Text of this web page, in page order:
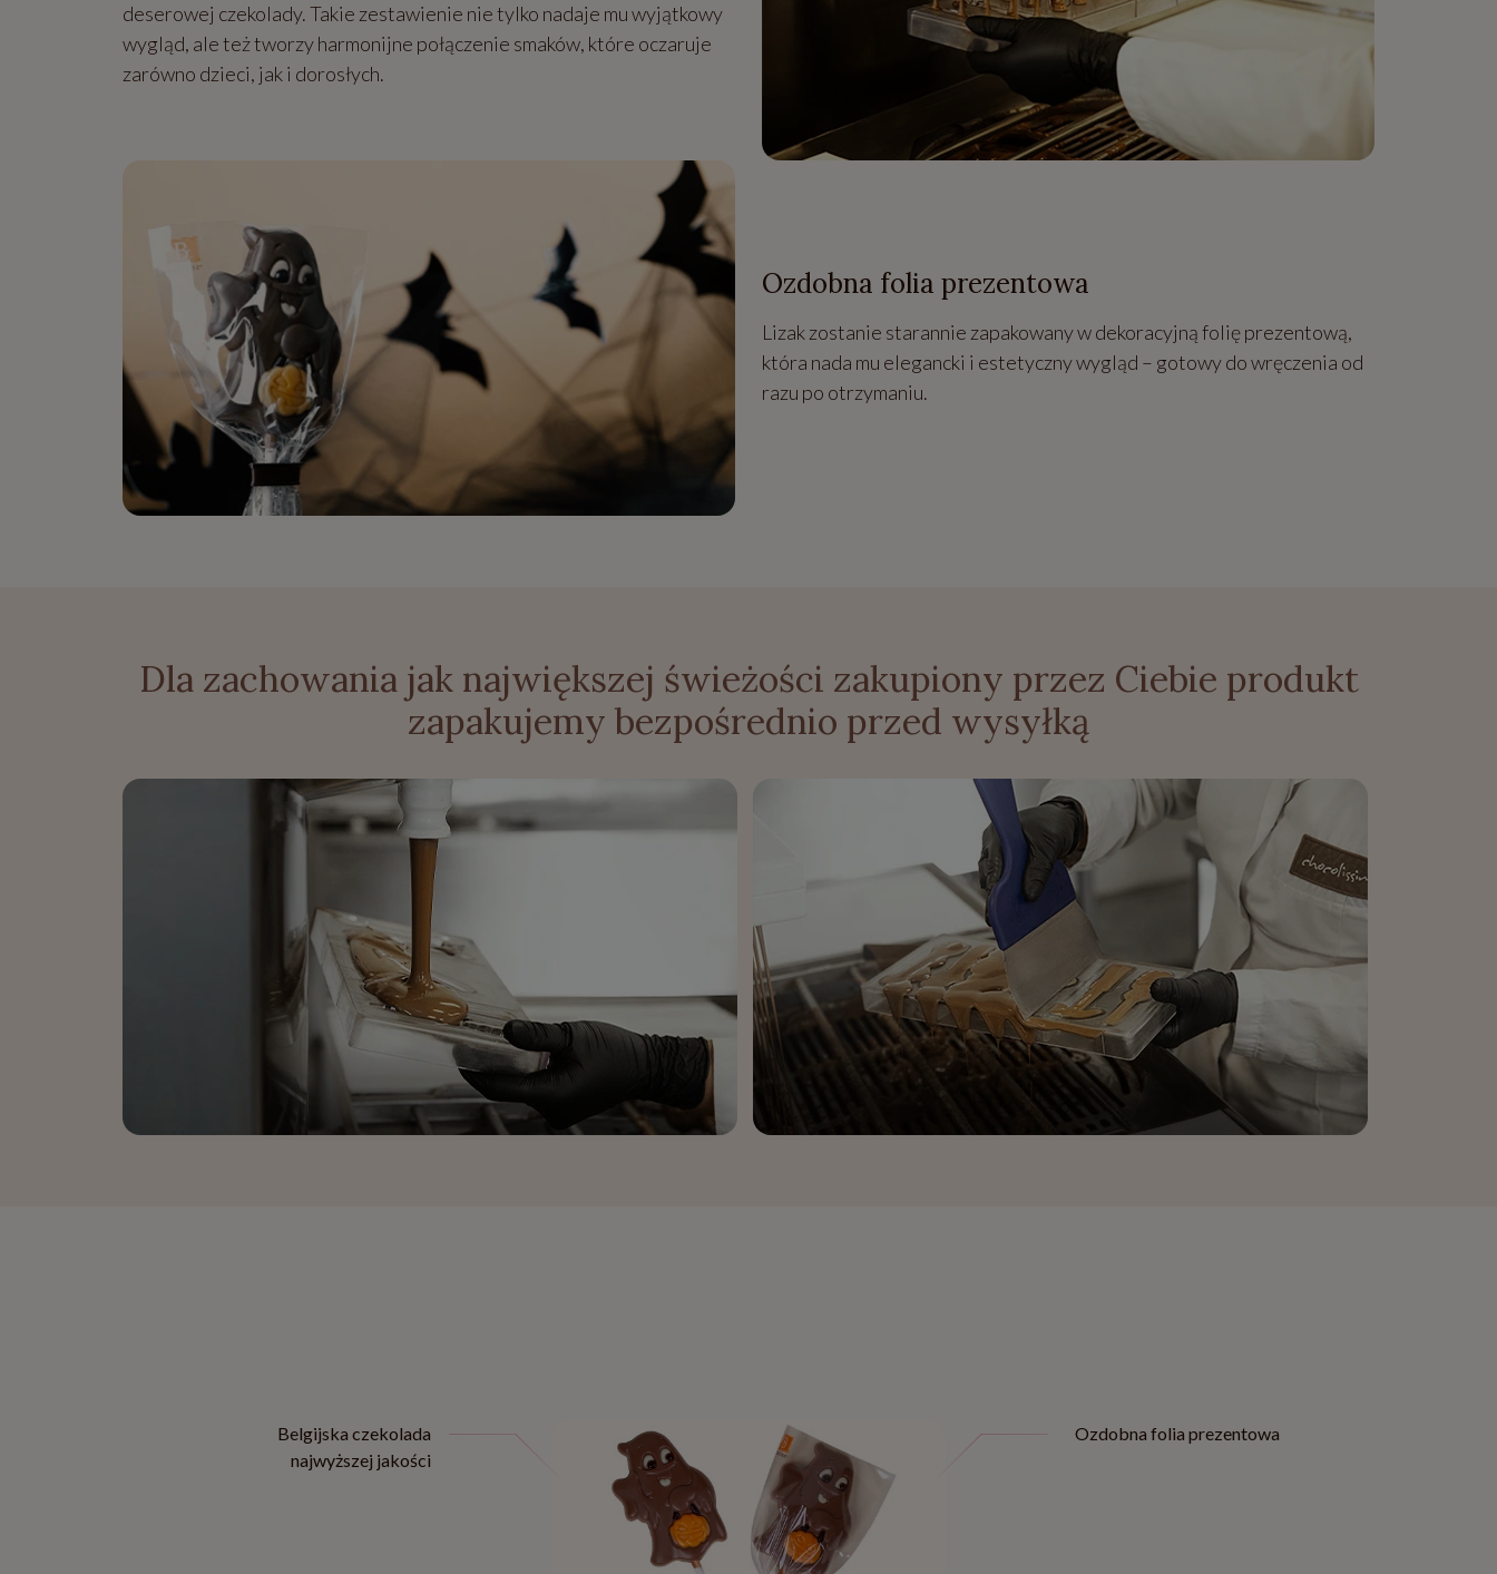
deserowej czekolady. Takie zestawienie nie tylko nadaje mu wyjątkowy
wygląd, ale też tworzy harmonijne połączenie smaków, które oczaruje
zarówno dzieci, jak i dorosłych.
Ozdobna folia prezentowa
Lizak zostanie starannie zapakowany w dekoracyjną folię prezentową,
która nada mu elegancki i estetyczny wygląd – gotowy do wręczenia od
razu po otrzymaniu.
Dla zachowania jak największej świeżości zakupiony przez Ciebie produkt
zapakujemy bezpośrednio przed wysyłką
Belgijska czekolada
najwyższej jakości
Ozdobna folia prezentowa